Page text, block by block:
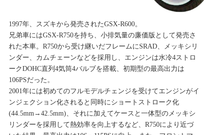
1997年、スズキから発売されたGSX-R600。
兄弟車にはGSX-R750を持ち、小排気量の廉価版として発売さ
れた本車。R750から受け継いだフレームにSRAD、メッキシリ
ンダー、カムチェーンなどを採用し、エンジンは水冷4ストロ
ークDOHC直列4気筒4バルブを搭載、初期型の最高出力は
106PSだった。
2001年には初めてのフルモデルチェンジを受けてエンジンがイ
ンジェクション化されると同時にショートストローク化
(44.5mm→42.5mm)、それに加えてケースと一体型のメッキシ
リンダーを採用して熱効率を向上するなど、R750により近づ